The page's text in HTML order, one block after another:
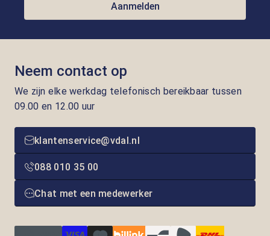
Aanmelden
Neem contact op
We zijn elke werkdag telefonisch bereikbaar tussen
09.00 en 12.00 uur
klantenservice@vdal.nl
088 010 35 00
Chat met een medewerker